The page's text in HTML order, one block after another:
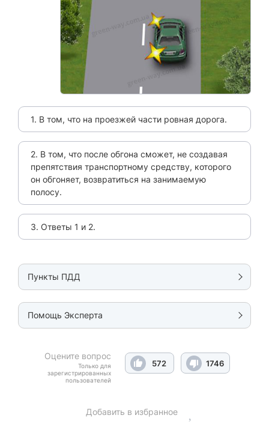
1. В том, что на проезжей части ровная дорога.
2. В том, что после обгона сможет, не создавая
препятствия транспортному средству, которого
он обгоняет, возвратиться на занимаемую
полосу.
3. Ответы 1 и 2.
Пункты ПДД
Помощь Эксперта
Оцените вопрос
Только для
зарегистрированных
пользователей
572 1746
Добавить в избранное